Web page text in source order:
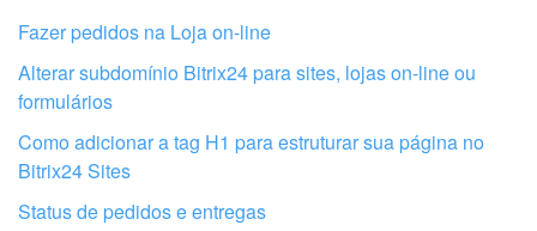
Não gosto de como esta ferramenta funciona
Fazer pedidos na Loja on-line
Alterar subdomínio Bitrix24 para sites, lojas on-line ou
formulários
Como adicionar a tag H1 para estruturar sua página no
Bitrix24 Sites
Status de pedidos e entregas